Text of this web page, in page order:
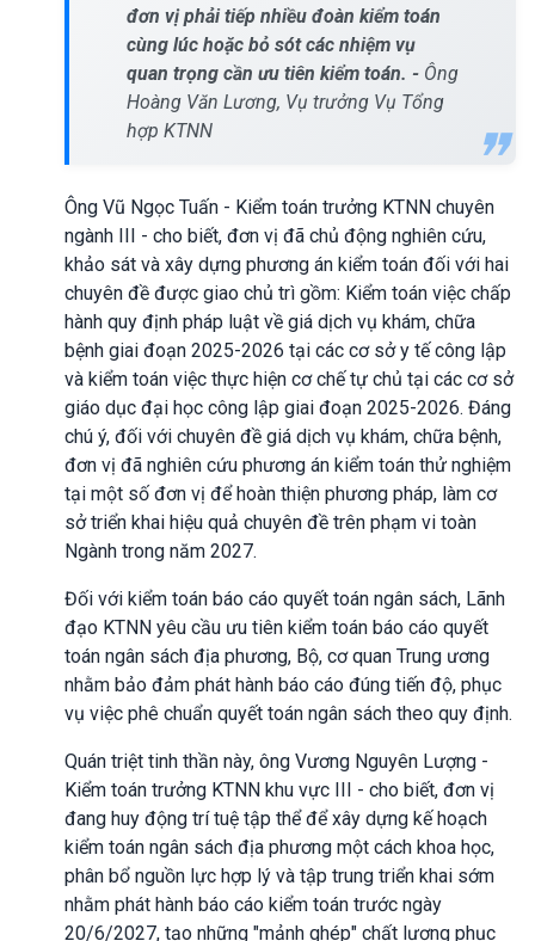
đơn vị phải tiếp nhiều đoàn kiểm toán
cùng lúc hoặc bỏ sót các nhiệm vụ
quan trọng cần ưu tiên kiểm toán. - Ông
Hoàng Văn Lương, Vụ trưởng Vụ Tổng
hợp KTNN
Ông Vũ Ngọc Tuấn - Kiểm toán trưởng KTNN chuyên
ngành III - cho biết, đơn vị đã chủ động nghiên cứu,
khảo sát và xây dựng phương án kiểm toán đối với hai
chuyên đề được giao chủ trì gồm: Kiểm toán việc chấp
hành quy định pháp luật về giá dịch vụ khám, chữa
bệnh giai đoạn 2025-2026 tại các cơ sở y tế công lập
và kiểm toán việc thực hiện cơ chế tự chủ tại các cơ sở
giáo dục đại học công lập giai đoạn 2025-2026. Đáng
chú ý, đối với chuyên đề giá dịch vụ khám, chữa bệnh,
đơn vị đã nghiên cứu phương án kiểm toán thử nghiệm
tại một số đơn vị để hoàn thiện phương pháp, làm cơ
sở triển khai hiệu quả chuyên đề trên phạm vi toàn
Ngành trong năm 2027.
Đối với kiểm toán báo cáo quyết toán ngân sách, Lãnh
đạo KTNN yêu cầu ưu tiên kiểm toán báo cáo quyết
toán ngân sách địa phương, Bộ, cơ quan Trung ương
nhằm bảo đảm phát hành báo cáo đúng tiến độ, phục
vụ việc phê chuẩn quyết toán ngân sách theo quy định.
Quán triệt tinh thần này, ông Vương Nguyên Lượng -
Kiểm toán trưởng KTNN khu vực III - cho biết, đơn vị
đang huy động trí tuệ tập thể để xây dựng kế hoạch
kiểm toán ngân sách địa phương một cách khoa học,
phân bổ nguồn lực hợp lý và tập trung triển khai sớm
nhằm phát hành báo cáo kiểm toán trước ngày
20/6/2027, tạo những "mảnh ghép" chất lượng phục